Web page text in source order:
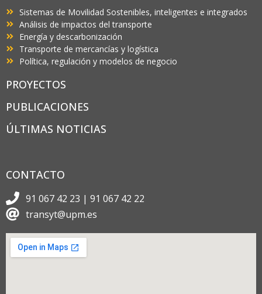
Sistemas de Movilidad Sostenibles, inteligentes e integrados
Análisis de impactos del transporte
Energía y descarbonización
Transporte de mercancías y logística
Política, regulación y modelos de negocio
PROYECTOS
PUBLICACIONES
ÚLTIMAS NOTICIAS
CONTACTO
91 067 42 23 | 91 067 42 22
transyt@upm.es